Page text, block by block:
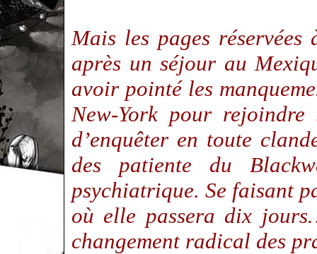
Mais les pages
après un séjour au
avoir pointé les
New-York pour
d’enquêter en toute
des patiente du
psychiatrique. Se faisant
où elle passera dix
changement radical des